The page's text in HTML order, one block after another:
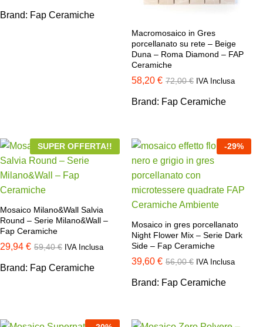
Brand: Fap Ceramiche
Macromosaico in Gres
porcellanato su rete – Beige
Duna – Roma Diamond – FAP
Ceramiche
58,20 € 72,00€ IVA Inclusa
Brand: Fap Ceramiche
SUPER OFFERTA!!
Mosaico Milano&Wall Salvia
Round – Serie Milano&Wall –
Fap Ceramiche
29,94 € 59,40€ IVA Inclusa
Brand: Fap Ceramiche
-29%
Mosaico in gres porcellanato
Night Flower Mix – Serie Dark
Side – Fap Ceramiche
39,60 € 56,00€ IVA Inclusa
Brand: Fap Ceramiche